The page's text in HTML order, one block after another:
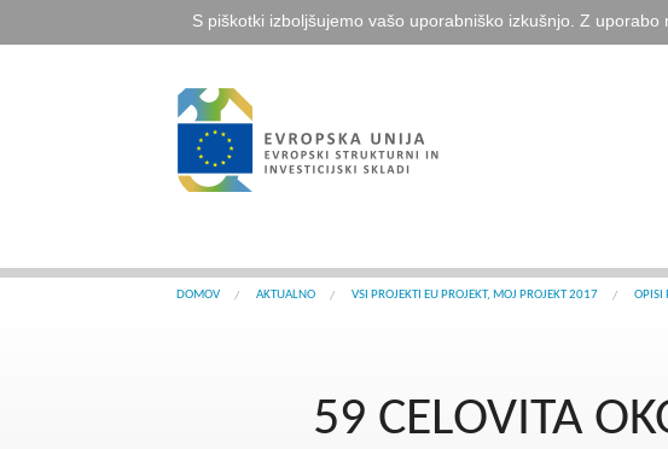
S piškotki izboljšujemo vašo uporabniško izkušnjo. Z
DOMOV AKTUALNO VSI PROJEKTI EU PROJEKT, MOJ PROJEKT 2017 OPISI
59 CELOVITA